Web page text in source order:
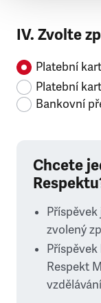
IV. Zvolte
Platební
Platební
Bankovní
Chcete
zvolený
Respekt